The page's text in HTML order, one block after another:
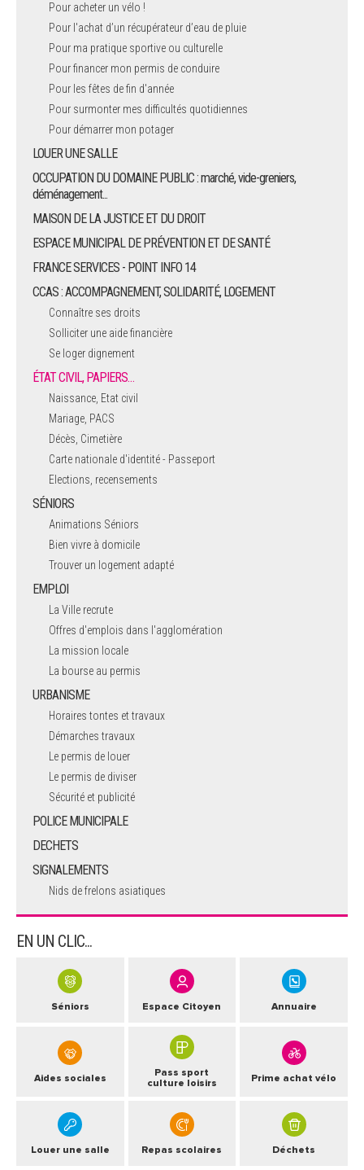
Pour acheter un vélo !
Pour l'achat d’un récupérateur d’eau de pluie
Pour ma pratique sportive ou culturelle
Pour financer mon permis de conduire
Pour les fêtes de fin d'année
Pour surmonter mes difficultés quotidiennes
Pour démarrer mon potager
LOUER UNE SALLE
OCCUPATION DU DOMAINE PUBLIC : marché, vide-greniers,
déménagement...
MAISON DE LA JUSTICE ET DU DROIT
ESPACE MUNICIPAL DE PRÉVENTION ET DE SANTÉ
FRANCE SERVICES - POINT INFO 14
CCAS : ACCOMPAGNEMENT, SOLIDARITÉ, LOGEMENT
Connaître ses droits
Solliciter une aide financière
Se loger dignement
ÉTAT CIVIL, PAPIERS…
Naissance, Etat civil
Mariage, PACS
Décès, Cimetière
Carte nationale d'identité - Passeport
Elections, recensements
SÉNIORS
Animations Séniors
Bien vivre à domicile
Trouver un logement adapté
EMPLOI
La Ville recrute
Offres d'emplois dans l'agglomération
La mission locale
La bourse au permis
URBANISME
Horaires tontes et travaux
Démarches travaux
Le permis de louer
Le permis de diviser
Sécurité et publicité
POLICE MUNICIPALE
DECHETS
SIGNALEMENTS
Nids de frelons asiatiques
EN UN CLIC...
Séniors Espace Citoyen Annuaire
Aides sociales
Pass sport
culture loisirs
Prime achat vélo
Louer une salle Repas scolaires Déchets